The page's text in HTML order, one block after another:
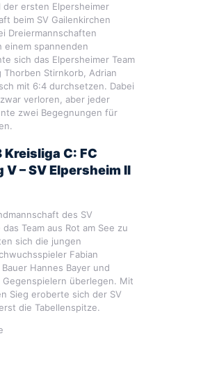
der ersten Elpersheimer
beim SV Gailenkirchen
Dreiermannschaften
einem spannenden
sich das Elpersheimer Team
Thorben Stirnkorb, Adrian
mit 6:4 durchsetzen. Dabei
verloren, aber jeder
zwei Begegnungen für
Kreisliga C: FC
– SV Elpersheim II
des SV
Team aus Rot am See zu
sich die jungen
Fabian
Hannes Bayer und
Gegenspielern überlegen. Mit
Sieg eroberte sich der SV
die Tabellenspitze.